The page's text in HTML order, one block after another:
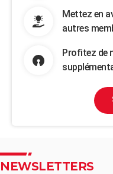
Mettez en
autres
Profitez de
NEWSLETTERS